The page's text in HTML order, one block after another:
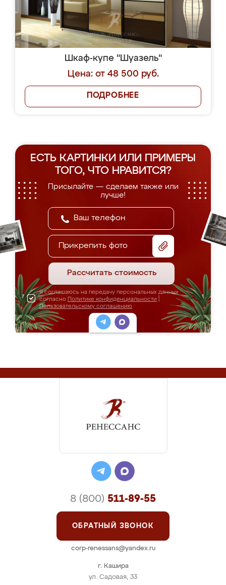
Шкаф-купе "Шуазель"
Цена: от 48 500 руб.
ПОДРОБНЕЕ
ЕСТЬ КАРТИНКИ ИЛИ ПРИМЕРЫ
ТОГО, ЧТО НРАВИТСЯ?
Присылайте — сделаем также или
лучше!
Прикрепить фото
Рассчитать стоимость
Я соглашаюсь на передачу персональных данных
согласно Политике конфиденциальности
Пользовательскому соглашению
г. Кашира
ул. Садовая, 33
8 (800) 511-89-55
ОБРАТНЫЙ ЗВОНОК
corp-renessans@yandex.ru